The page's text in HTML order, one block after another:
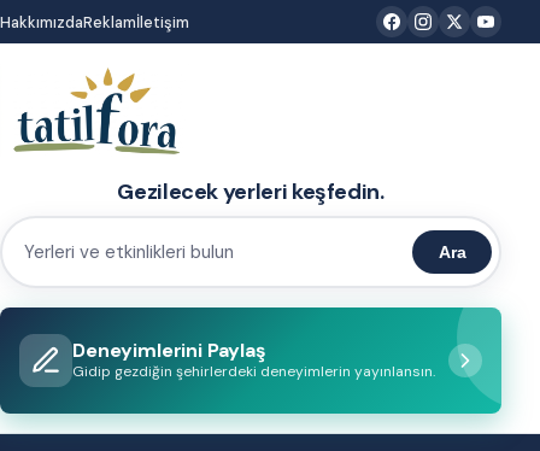
İçeriğe
atla
HakkımızdaReklamİletişim
Gezilecek yerleri keşfedin.
Yerleri
etkinlikleri
bulun
Ara
Deneyimlerini Paylaş
Gidip gezdiğin şehirlerdeki deneyimlerin yayınlansın.